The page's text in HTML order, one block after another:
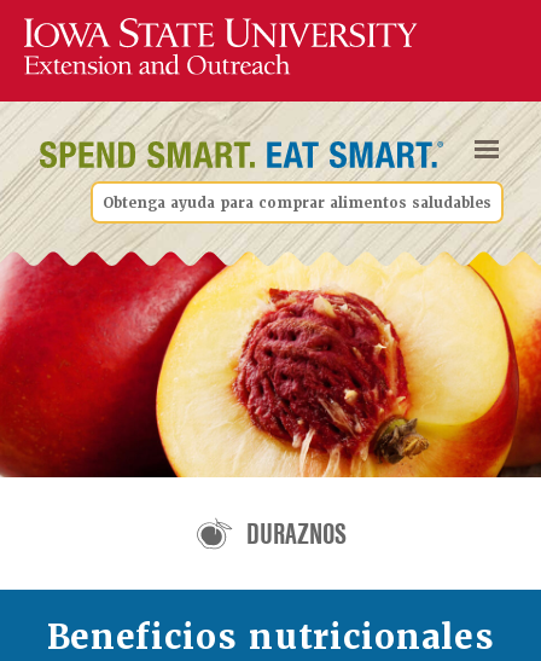
Obtenga ayuda para comprar alimentos saludables
DURAZNOS
Beneficios nutricionales